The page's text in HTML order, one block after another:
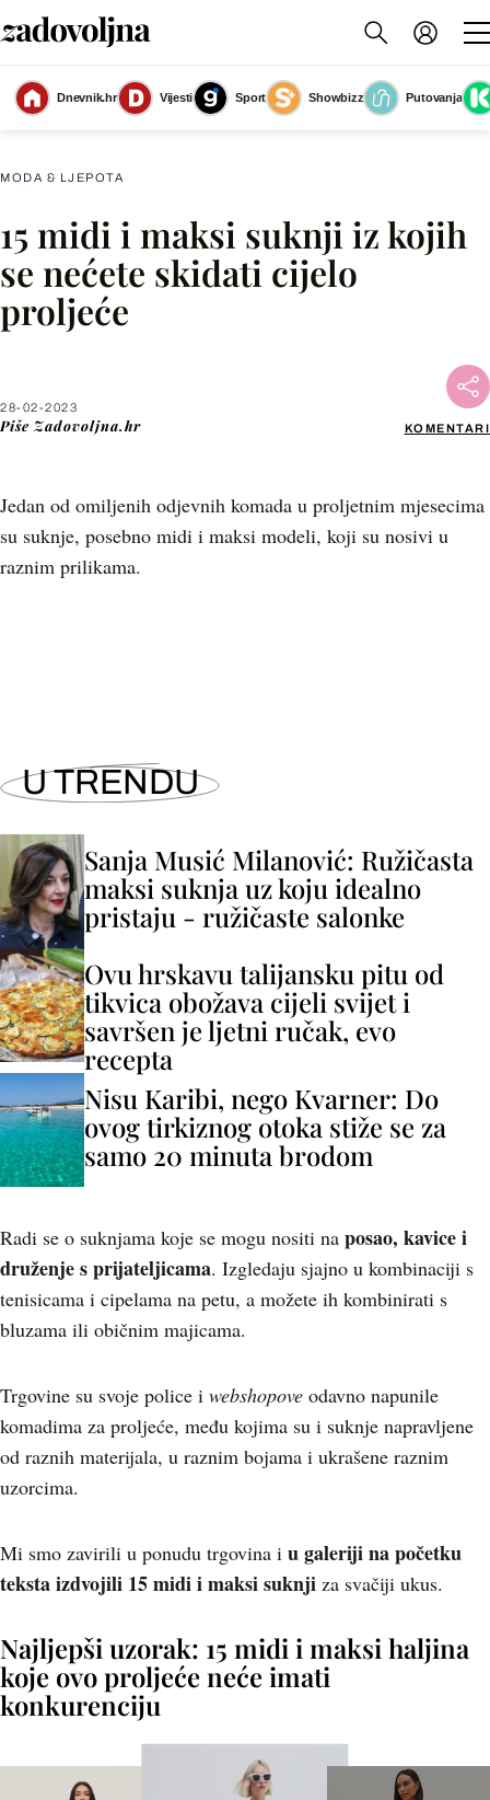
Dnevnik.hr Vijesti Sport Showbizz
Putovanja
Hot Squash (Next), 69 eura
(Foto: Internetska stranica proizvođača)
MODA & LJEPOTA
15 midi i maksi suknji iz kojih
se nećete skidati cijelo
proljeće
28-02-2023
Piše Zadovoljna.hr KOMENTARI
Jedan od omiljenih odjevnih komada u proljetnim mjesecima
su suknje, posebno midi i maksi modeli, koji su nosivi u
raznim prilikama.
Facebook
U TRENDU
Sanja Musić Milanović: Ružičasta
maksi suknja uz koju idealno
pristaju - ružičaste salonke
Ovu hrskavu talijansku pitu od
tikvica obožava cijeli svijet i
savršen je ljetni ručak, evo
recepta
Nisu Karibi, nego Kvarner: Do
ovog tirkiznog otoka stiže se za
samo 20 minuta brodom
Radi se o suknjama koje se mogu nositi na posao, kavice i
druženje s prijateljicama. Izgledaju sjajno u kombinaciji s
tenisicama i cipelama na petu, a možete ih kombinirati s
bluzama ili običnim majicama.
Trgovine su svoje police i webshopove odavno napunile
komadima za proljeće, među kojima su i suknje napravljene
od raznih materijala, u raznim bojama i ukrašene raznim
uzorcima.
Mi smo zavirili u ponudu trgovina i u galeriji na početku
teksta izdvojili 15 midi i maksi suknji za svačiji ukus.
Najljepši uzorak: 15 midi i maksi haljina
koje ovo proljeće neće imati
konkurenciju